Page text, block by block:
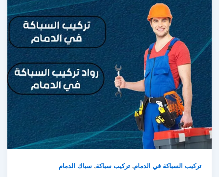
تركيب السباكة في الدمام,تركيب سباكة,سباك الدمام